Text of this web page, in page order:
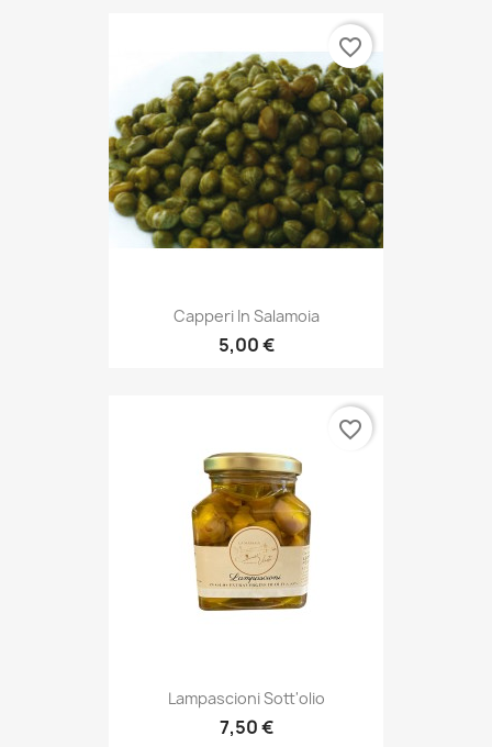
Capperi In Salamoia
5,00 €
favorite_border
Lampascioni Sott'olio
7,50 €
favorite_border